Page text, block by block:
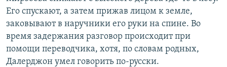
Его спускают, а затем прижав лицом к земле,
заковывают в наручники его руки на спине. Во
время задержания разговор происходит при
помощи переводчика, хотя, по словам родных,
Далерджон умел говорить по-русски.